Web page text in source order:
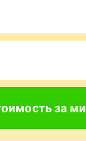
за